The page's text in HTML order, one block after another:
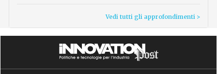
Vedi tutti gli approfondimenti >